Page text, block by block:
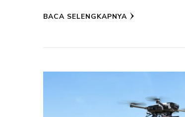
BACA SELENGKAPNYA